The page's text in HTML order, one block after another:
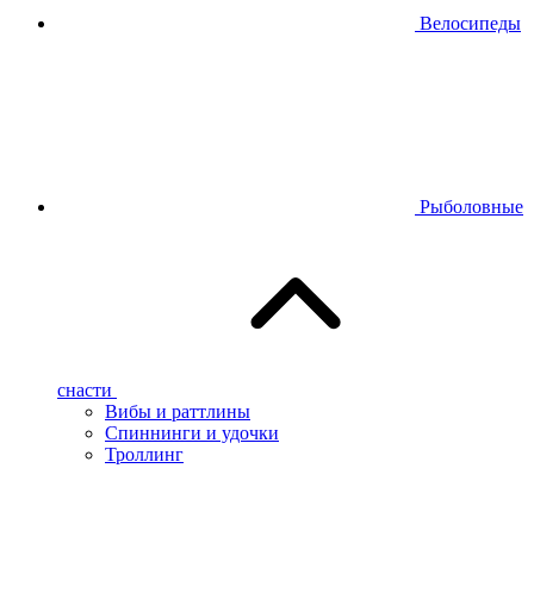
Велосипеды
Рыболовные
снасти
Вибы и раттлины
Спиннинги и удочки
Троллинг